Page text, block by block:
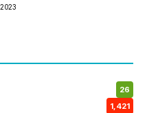
26
1,421